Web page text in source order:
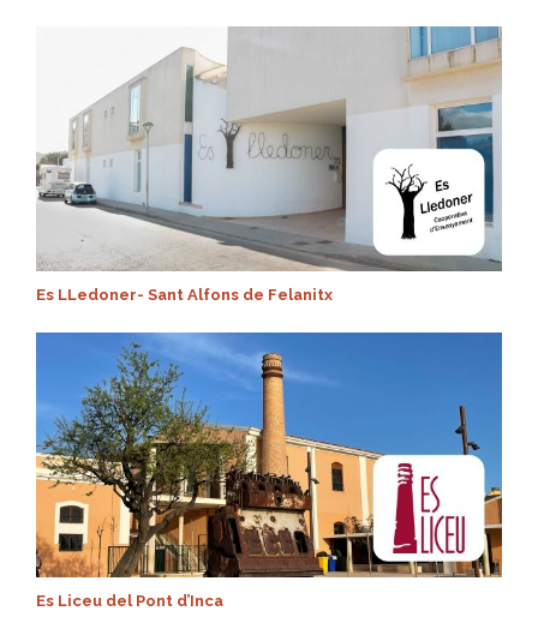
Es LLedoner- Sant Alfons de Felanitx
Es Liceu del Pont d’Inca